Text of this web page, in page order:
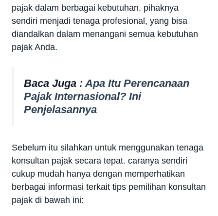
pajak dalam berbagai kebutuhan. pihaknya
sendiri menjadi tenaga profesional, yang bisa
diandalkan dalam menangani semua kebutuhan
pajak Anda.
Baca Juga : Apa Itu Perencanaan
Pajak Internasional? Ini
Penjelasannya
Sebelum itu silahkan untuk menggunakan tenaga
konsultan pajak secara tepat. caranya sendiri
cukup mudah hanya dengan memperhatikan
berbagai informasi terkait tips pemilihan konsultan
pajak di bawah ini: